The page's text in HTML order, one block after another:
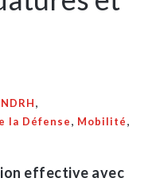
la Défense Mobilité
effective avec